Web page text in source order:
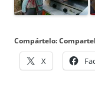
Compártelo:
X